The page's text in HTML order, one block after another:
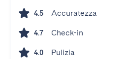
4.5 Accuratezza
4.7 Check-in
4.0 Pulizia